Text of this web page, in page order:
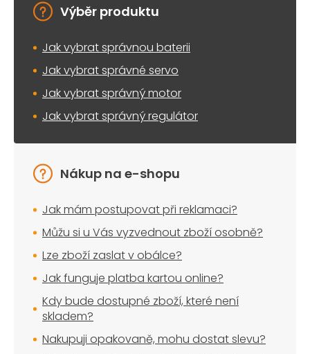
y
p
s
u
Výběr produktu
Jak vybrat správnou baterii
Jak vybrat správné servo
Jak vybrat správný motor
Jak vybrat správný regulátor
Nákup na e-shopu
Jak mám postupovat při reklamaci?
Můžu si u Vás vyzvednout zboží osobně?
Lze zboží zaslat v obálce?
Jak funguje platba kartou online?
Kdy bude dostupné zboží, které není
skladem?
Nakupuji opakovaně, mohu dostat slevu?